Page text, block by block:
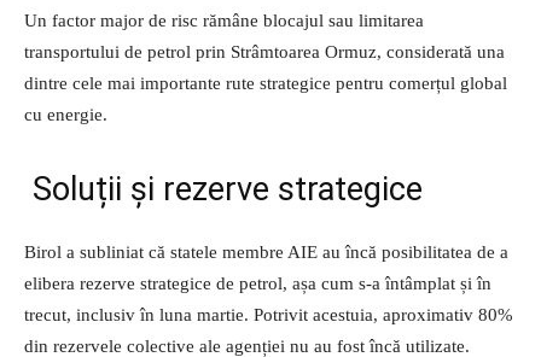
Un factor major de risc rămâne blocajul sau limitarea
transportului de petrol prin Strâmtoarea Ormuz, considerată una
dintre cele mai importante rute strategice pentru comerțul global
cu energie.
Soluții și rezerve strategice
Birol a subliniat că statele membre AIE au încă posibilitatea de a
elibera rezerve strategice de petrol, așa cum s-a întâmplat și în
trecut, inclusiv în luna martie. Potrivit acestuia, aproximativ 80%
din rezervele colective ale agenției nu au fost încă utilizate.